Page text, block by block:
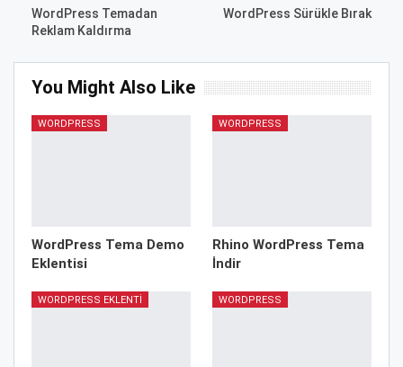
WordPress Temadan
Reklam Kaldırma
WordPress Sürükle Bırak
You Might Also Like
WORDPRESS
WordPress Tema Demo
Eklentisi
WORDPRESS
Rhino WordPress Tema
İndir
WORDPRESS EKLENTI WORDPRESS